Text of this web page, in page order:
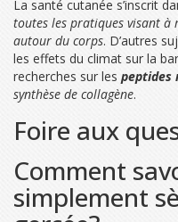
La santé cutanée s’inscrit
toutes les pratiques visant
autour du corps. D’autres
les effets du climat sur la
recherches sur les peptides
synthèse de collagène.
Foire aux
Comment
simplement